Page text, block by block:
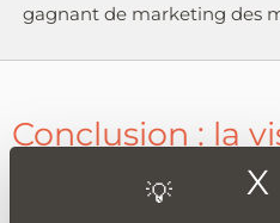
gagnant de marketing des
Conclusion : la
question de
Cela étant, il est facile de
X